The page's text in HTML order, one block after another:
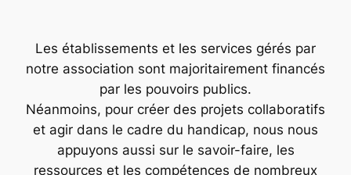
Les établissements et les services gérés par
notre association sont majoritairement financés
par les pouvoirs publics.
Néanmoins, pour créer des projets collaboratifs
et agir dans le cadre du handicap, nous nous
appuyons aussi sur le savoir-faire, les
ressources et les compétences de nombreux